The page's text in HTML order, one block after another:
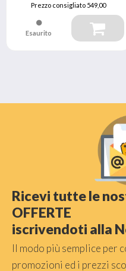
Prezzo consigliato549,00
Esaurito
Ricevi tutte le
OFFERTE
iscrivendoti alla
Il modo più semplice per
promozioni ed i prezzi